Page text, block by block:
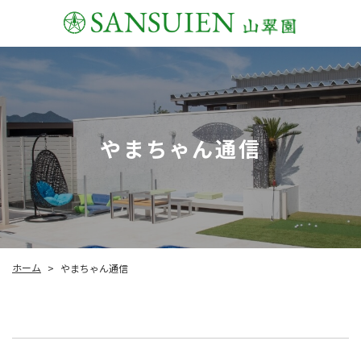
やまちゃん通信
ホーム > やまちゃん通信